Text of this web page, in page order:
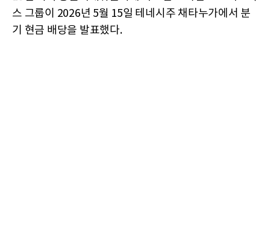
스 그룹이 2026년 5월 15일 테네시주 채타누가에서 분
기 현금 배당을 발표했다.